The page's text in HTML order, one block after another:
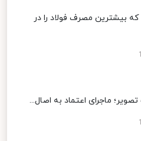
بیشترین مصرف فولاد را در
ماجرای اعتماد به اصال...